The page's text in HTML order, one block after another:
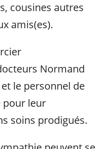
cousines autres
amis(es).
Normand
le personnel de
pour leur
soins prodigués.